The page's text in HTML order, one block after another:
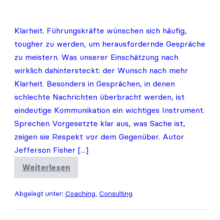
Klarheit. Führungskräfte wünschen sich häufig,
tougher zu werden, um herausfordernde Gespräche
zu meistern. Was unserer Einschätzung nach
wirklich dahintersteckt: der Wunsch nach mehr
Klarheit. Besonders in Gesprächen, in denen
schlechte Nachrichten überbracht werden, ist
eindeutige Kommunikation ein wichtiges Instrument.
Sprechen Vorgesetzte klar aus, was Sache ist,
zeigen sie Respekt vor dem Gegenüber. Autor
Jefferson Fisher [...]
Weiterlesen
Der
beste
um
News
Abgelegt unter: Coaching, Consulting